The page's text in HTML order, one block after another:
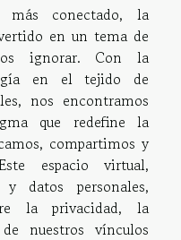
conectado, la
en un tema de
ignorar. Con la
en el tejido de
nos encontramos
que redefine la
compartimos y
espacio virtual,
datos personales,
la privacidad, la
nuestros vínculos